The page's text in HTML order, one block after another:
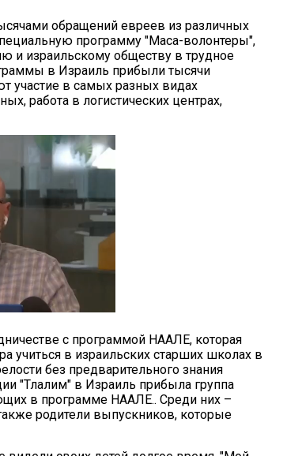
обращений евреев из различных
программу "Маса-волонтеры",
и израильскому обществу в трудное
в Израиль прибыли тысячи
участие в самых разных видах
работа в логистических центрах,
с программой НААЛЕ, которая
учиться в израильских старших школах в
без предварительного знания
"Тлалим" в Израиль прибыла группа
в программе НААЛЕ.. Среди них –
родители выпускников, которые